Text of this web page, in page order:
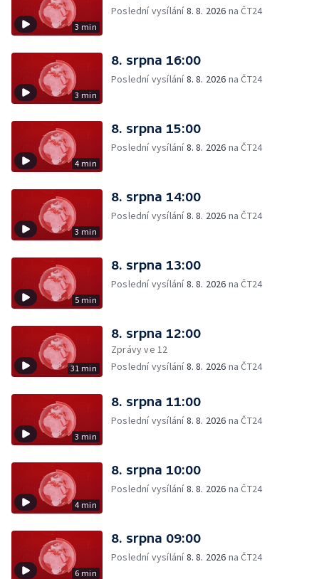
3 min
Poslední vysílání8. 8. 2026 na ČT24
3 min
8. srpna 16:00
Poslední vysílání8. 8. 2026 na ČT24
4 min
8. srpna 15:00
Poslední vysílání8. 8. 2026 na ČT24
3 min
8. srpna 14:00
Poslední vysílání8. 8. 2026 na ČT24
5 min
8. srpna 13:00
Poslední vysílání8. 8. 2026 na ČT24
31 min
8. srpna 12:00
Zprávy ve 12
Poslední vysílání8. 8. 2026 na ČT24
3 min
8. srpna 11:00
Poslední vysílání8. 8. 2026 na ČT24
4 min
8. srpna 10:00
Poslední vysílání8. 8. 2026 na ČT24
6 min
8. srpna 09:00
Poslední vysílání8. 8. 2026 na ČT24